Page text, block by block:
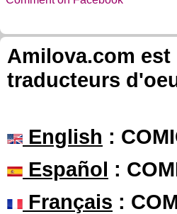
Amilova.com
traducteurs
English :
Español :
Français :